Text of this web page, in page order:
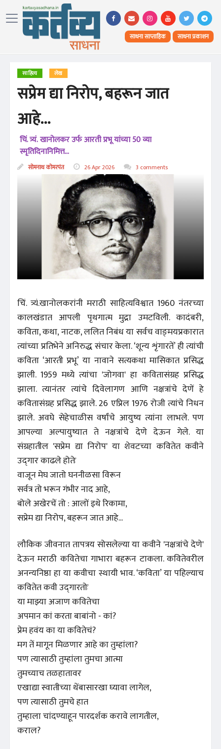
साधना साप्ताहिक साधना प्रकाशन
साहित्य लेख
सप्रेम द्या निरोप, बहरून जात
आहे...
चिं. त्र्यं. खानोलकर उर्फ आरती प्रभू यांच्या 50 व्या
स्मृतिदिनानिमित्त...
सोमनाथ कोमरपंत 26 Apr 2026 3 comments
चिं. त्र्यं.खानोलकरांनी मराठी साहित्यविश्वात 1960 नंतरच्या
कालखंडात आपली पृथगात्म मुद्रा उमटविली. कादंबरी,
कविता, कथा, नाटक, ललित निबंध या सर्वच वाङ्‌मयप्रकारात
त्यांच्या प्रतिभेने अनिरुद्ध संचार केला. ‘शून्य शृंगारतें’ ही त्यांची
कविता ‘आरती प्रभू’ या नावाने सत्यकथा मासिकात प्रसिद्ध
झाली. 1959 मध्ये त्यांचा 'जोगवा' हा कवितासंग्रह प्रसिद्ध
झाला. त्यानंतर त्यांचे दिवेलागण आणि नक्षत्रांचे देणें हे
कवितासंग्रह प्रसिद्ध झाले. 26 एप्रिल 1976 रोजी त्यांचे निधन
झाले. अवघे सेहेचाळीस वर्षांचे आयुष्य त्यांना लाभले. पण
आपल्या अल्पायुष्यात ते नक्षत्रांचे देणे देऊन गेले. या
संग्रहातील 'सप्रेम द्या निरोप' या शेवटच्या कवितेत कवीने
उद्‌गार काढले होतेः
वाजून मेघ जातो घननीळसा विरून
सर्वत्र तो भरून गंभीर नाद आहे,
बोले अखेरचें तो : आलों इथे रिकामा,
सप्रेम द्या निरोप, बहरून जात आहे...
लौकिक जीवनात तापत्रय सोसलेल्या या कवीने 'नक्षत्रांचे देणे'
देऊन मराठी कवितेचा गाभारा बहरून टाकला. कवितेवरील
अनन्यनिष्ठा हा या कवीचा स्थायी भाव. ‘कविता’ या पहिल्याच
कवितेत कवी उद्‌गारतोः
या माझ्या अजाण कवितेचा
अपमान कां करता बाबांनो - कां?
प्रेम हवंय का या कवितेचं?
मग तें मागून मिळणार आहे का तुम्हांला?
पण त्यासाठी तुम्हांला तुमचा आत्मा
तुमच्याच तळहातावर
एखाद्या स्वातीच्या थेंबासारखा घ्यावा लागेल,
पण त्यासाठी तुमचे हात
तुम्हाला चांदण्याहून पारदर्शक करावे लागतील,
कराल?